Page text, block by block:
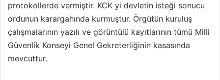
protokollerde vermiştir. KCK yi devletin isteği sonucu
ordunun karargahında kurmuştur. Örgütün kuruluş
çalışmalarının yazılı ve görüntülü kayıtlarının tümü Milli
Güvenlik Konseyi Genel Gekreterliğinin kasasında
mevcuttur.